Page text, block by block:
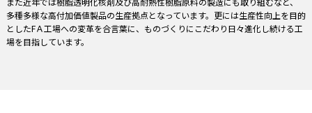
多種多様な高付加価値製品の生産拠点となっています。更には生産性向上を目的
としたFＡ工場への変革を合言葉に、ものづくりにこだわり日々進化し続ける工
場を目指しています。